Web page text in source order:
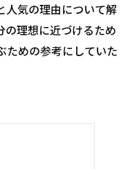
人気の理由について解
の理想に近づけるため
ための参考にしていた